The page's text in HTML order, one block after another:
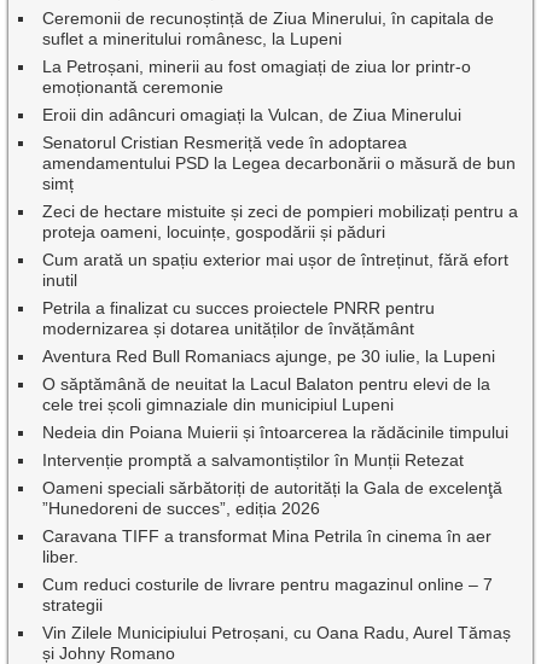
Ceremonii de recunoștință de Ziua Minerului, în capitala de
suflet a mineritului românesc, la Lupeni
La Petroșani, minerii au fost omagiați de ziua lor printr-o
emoționantă ceremonie
Eroii din adâncuri omagiați la Vulcan, de Ziua Minerului
Senatorul Cristian Resmeriță vede în adoptarea
amendamentului PSD la Legea decarbonării o măsură de bun
simț
Zeci de hectare mistuite și zeci de pompieri mobilizați pentru a
proteja oameni, locuințe, gospodării și păduri
Cum arată un spațiu exterior mai ușor de întreținut, fără efort
inutil
Petrila a finalizat cu succes proiectele PNRR pentru
modernizarea și dotarea unităților de învățământ
Aventura Red Bull Romaniacs ajunge, pe 30 iulie, la Lupeni
O săptămână de neuitat la Lacul Balaton pentru elevi de la
cele trei școli gimnaziale din municipiul Lupeni
Nedeia din Poiana Muierii și întoarcerea la rădăcinile timpului
Intervenție promptă a salvamontiștilor în Munții Retezat
Oameni speciali sărbătoriți de autorități la Gala de excelenţă
”Hunedoreni de succes”, ediția 2026
Caravana TIFF a transformat Mina Petrila în cinema în aer
liber.
Cum reduci costurile de livrare pentru magazinul online – 7
strategii
Vin Zilele Municipiului Petroșani, cu Oana Radu, Aurel Tămaș
și Johny Romano